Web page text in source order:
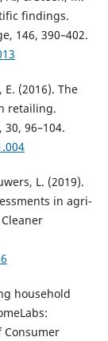
findings.
146, 390–402.
E. (2016). The
retailing.
96–104.
L. (2019).
in agri-
household
Consumer